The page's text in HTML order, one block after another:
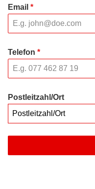
Email *
Telefon *
Postleitzahl/Ort
Postleitzahl/Ort